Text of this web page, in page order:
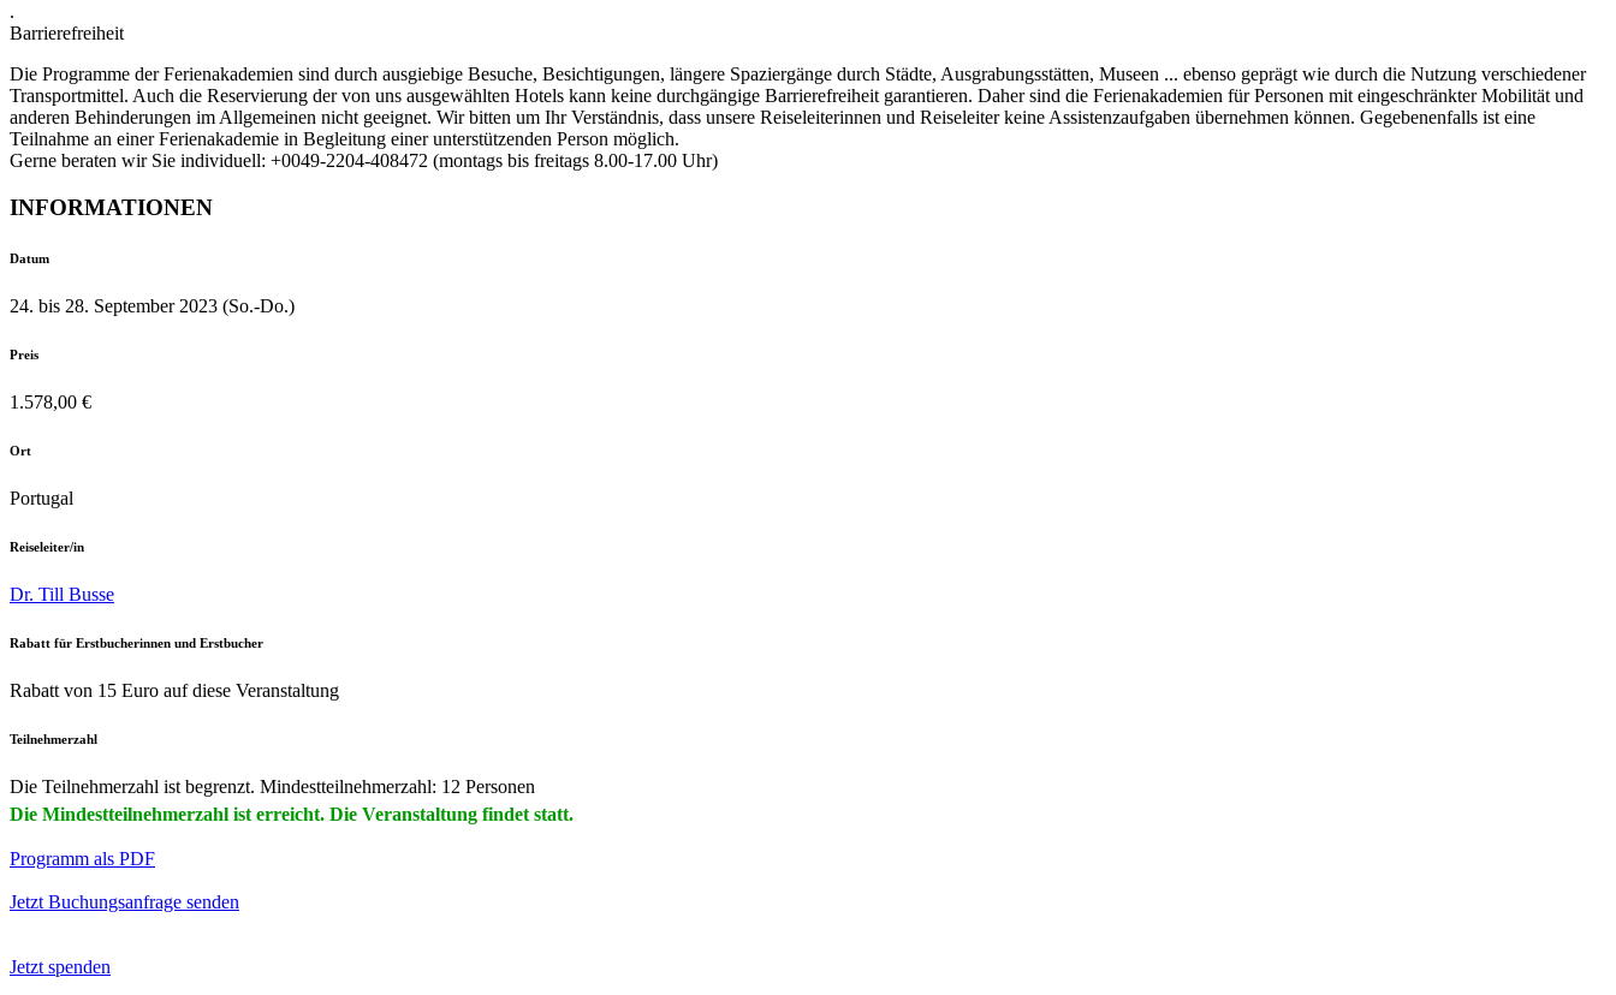
.
Barrierefreiheit
Die Programme der Ferienakademien sind durch ausgiebige Besuche, Besichtigungen, längere Spaziergänge durch Städte, Ausgrabungsstätten, Museen ... ebenso geprägt wie durch die Nutzung verschiedener
Transportmittel. Auch die Reservierung der von uns ausgewählten Hotels kann keine durchgängige Barrierefreiheit garantieren. Daher sind die Ferienakademien für Personen mit eingeschränkter Mobilität und
anderen Behinderungen im Allgemeinen nicht geeignet. Wir bitten um Ihr Verständnis, dass unsere Reiseleiterinnen und Reiseleiter keine Assistenzaufgaben übernehmen können. Gegebenenfalls ist eine
Teilnahme an einer Ferienakademie in Begleitung einer unterstützenden Person möglich.
Gerne beraten wir Sie individuell: +0049-2204-408472 (montags bis freitags 8.00-17.00 Uhr)
INFORMATIONEN
Datum
24. bis 28. September 2023 (So.-Do.)
Preis
1.578,00 €
Ort
Portugal
Reiseleiter/in
Dr. Till Busse
Rabatt für Erstbucherinnen und Erstbucher
Rabatt von 15 Euro auf diese Veranstaltung
Teilnehmerzahl
Die Teilnehmerzahl ist begrenzt. Mindestteilnehmerzahl: 12 Personen
Die Mindestteilnehmerzahl ist erreicht. Die Veranstaltung findet statt.
Programm als PDF
Jetzt Buchungsanfrage senden
Jetzt spenden